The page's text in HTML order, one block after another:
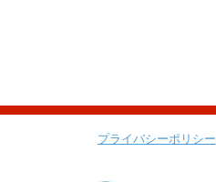
プライバシーポリシー